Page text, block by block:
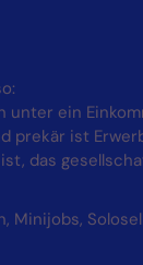
unter ein
prekär ist
das
Minijobs,